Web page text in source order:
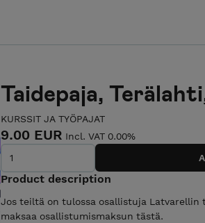
Taidepaja,
KURSSIT JA TYÖPAJAT
9.00 EUR Incl. VAT 0.00%
Product description
Jos teiltä on tulossa osallistuja Latvarellin
maksaa osallistumismaksun tästä.